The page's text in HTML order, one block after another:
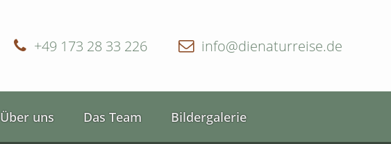
info@dienaturreise.de
+49 173 28 33 226
Über uns Das Team Bildergalerie